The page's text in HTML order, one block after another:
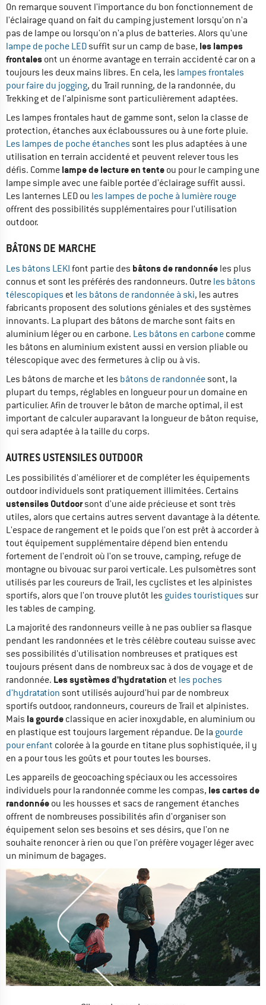
On remarque souvent l'importance du bon fonctionnement de
l'éclairage quand on fait du camping justement lorsqu'on n'a
pas de lampe ou lorsqu'on n'a plus de batteries. Alors qu'une
lampe de poche LEDsuffit sur un camp de base, les lampes
frontales ont un énorme avantage en terrain accidenté car on a
toujours les deux mains libres. En cela, les lampes frontales
pour faire du jogging, du Trail running, de la randonnée, du
Trekking et de l'alpinisme sont particulièrement adaptées.
Les lampes frontales haut de gamme sont, selon la classe de
protection, étanches aux éclaboussures ou à une forte pluie.
Les lampes de poche étanches sont les plus adaptées à une
utilisation en terrain accidenté et peuvent relever tous les
défis. Comme lampe de lecture en tente ou pour le camping une
lampe simple avec une faible portée d'éclairage suffit aussi.
Les lanternes LED ou les lampes de poche à lumière rouge
offrent des possibilités supplémentaires pour l'utilisation
outdoor.
BÂTONS DE MARCHE
Les bâtons LEKI font partie des bâtons de randonnée les plus
connus et sont les préférés des randonneurs. Outre les bâtons
télescopiques et les bâtons de randonnée à ski, les autres
fabricants proposent des solutions géniales et des systèmes
innovants. La plupart des bâtons de marche sont faits en
aluminium léger ou en carbone. Les bâtons en carbone comme
les bâtons en aluminium existent aussi en version pliable ou
télescopique avec des fermetures à clip ou à vis.
Les bâtons de marche et les bâtons de randonnéesont, la
plupart du temps, réglables en longueur pour un domaine en
particulier. Afin de trouver le bâton de marche optimal, il est
important de calculer auparavant la longueur de bâton requise,
qui sera adaptée à la taille du corps.
AUTRES USTENSILES OUTDOOR
Les possibilités d'améliorer et de compléter les équipements
outdoor individuels sont pratiquement illimitées. Certains
ustensiles Outdoorsont d'une aide précieuse et sont très
utiles, alors que certains autres servent davantage à la détente.
L'espace de rangement et le poids que l'on est prêt à accorder à
tout équipement supplémentaire dépend bien entendu
fortement de l'endroit où l'on se trouve, camping, refuge de
montagne ou bivouac sur paroi verticale. Les pulsomètres sont
utilisés par les coureurs de Trail, les cyclistes et les alpinistes
sportifs, alors que l'on trouve plutôt les guides touristiques sur
les tables de camping.
La majorité des randonneurs veille à ne pas oublier sa flasque
pendant les randonnées et le très célèbre couteau suisse avec
ses possibilités d'utilisation nombreuses et pratiques est
toujours présent dans de nombreux sac à dos de voyage et de
randonnée. Les systèmes d'hydratation et les poches
d'hydratation sont utilisés aujourd'hui par de nombreux
sportifs outdoor, randonneurs, coureurs de Trail et alpinistes.
Mais la gourde classique en acier inoxydable, en aluminium ou
en plastique est toujours largement répandue. De la gourde
pour enfant colorée à la gourde en titane plus sophistiquée, il y
en a pour tous les goûts et pour toutes les bourses.
Les appareils de geocoaching spéciaux ou les accessoires
individuels pour la randonnée comme les compas, les cartes de
randonnée ou les housses et sacs de rangement étanches
offrent de nombreuses possibilités afin d'organiser son
équipement selon ses besoins et ses désirs, que l'on ne
souhaite renoncer à rien ou que l'on préfère voyager léger avec
un minimum de bagages.